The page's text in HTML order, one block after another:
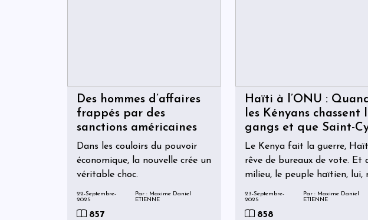
Des hommes d’affaires
frappés par des
sanctions américaines
Dans les couloirs du pouvoir
économique, la nouvelle crée un
véritable choc.
22-Septembre-
2025
Par : Maxime Daniel
ETIENNE
857
Haïti à l’ONU :
les Kényans chassent
gangs et que Saint-
compte ses
Le Kenya fait la guerre,
rêve de bureaux de vote. Et
milieu, le peuple haïtien, lui,
juste survivre.
23-Septembre-
2025
Par : Maxime Daniel
ETIENNE
858